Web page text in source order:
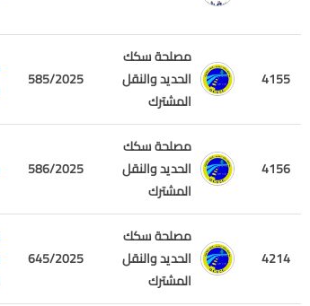
4155
مصلحة سكك
الحديد والنقل
المشترك
585/2025
4156
مصلحة سكك
الحديد والنقل
المشترك
586/2025
4214
مصلحة سكك
الحديد والنقل
المشترك
645/2025